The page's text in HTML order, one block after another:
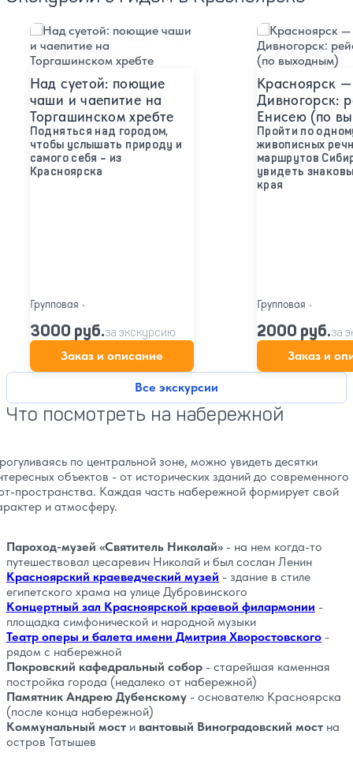
Все экскурсии
Над суетой: поющие
чаши и чаепитие на
Торгашинском хребте
Подняться над городом,
чтобы услышать природу и
самого себя – из
Красноярска
Групповая •
3000 руб.за экскурсию
Заказ и описание
Подробнее
Красноярск —
Дивногорск:
Енисею (по
Пройти по
живописных
маршрутов
увидеть
края
Групповая •
2000 руб.за
Заказ и
Подробнее
Что посмотреть на набережной
по центральной зоне, можно увидеть десятки
объектов - от исторических зданий до современного
пространства. Каждая часть набережной формирует свой
и атмосферу.
Пароход-музей «Святитель Николай» - на нем когда-то
путешествовал цесаревич Николай и был сослан Ленин
Красноярский краеведческий музей - здание в стиле
египетского храма на улице Дубровинского
Концертный зал Красноярской краевой филармонии -
площадка симфонической и народной музыки
Театр оперы и балета имени Дмитрия Хворостовского -
рядом с набережной
Покровский кафедральный собор - старейшая каменная
постройка города (недалеко от набережной)
Памятник Андрею Дубенскому - основателю Красноярска
(после конца набережной)
Коммунальный мост и вантовый Виноградовский мост на
остров Татышев